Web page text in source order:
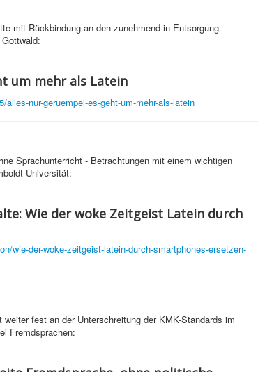
mit Rückbindung an den zunehmend in Entsorgung
um mehr als Latein
nur-geruempel-es-geht-um-mehr-als-latein
Sprachunterricht - Betrachtungen mit einem wichtigen
Universität:
Wie der woke Zeitgeist Latein durch
wie-der-woke-zeitgeist-latein-durch-smartphones-ersetzen-
fest an der Unterschreitung der KMK-Standards im
Fremdsprachen: